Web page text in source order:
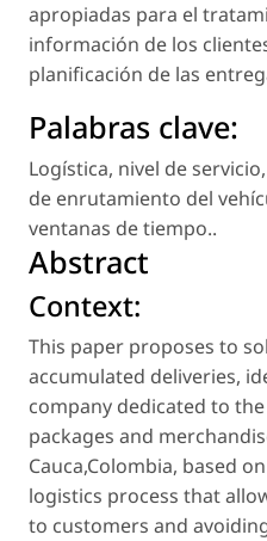
apropiadas para el
información de los
planificación de las
Palabras clave:
Logística, nivel de servicio,
de enrutamiento del
ventanas de tiempo..
Abstract
Context:
This paper proposes to
accumulated deliveries,
company dedicated to
packages and
Cauca,Colombia, based
logistics process that
to customers and